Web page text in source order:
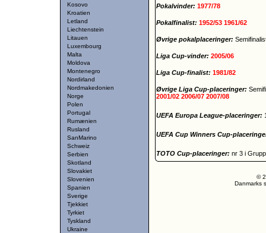
Kosovo
Kroatien
Letland
Liechtenstein
Litauen
Luxembourg
Malta
Moldova
Montenegro
Nordirland
Nordmakedonien
Norge
Polen
Portugal
Rumænien
Rusland
SanMarino
Schweiz
Serbien
Skotland
Slovakiet
Slovenien
Spanien
Sverige
Tjekkiet
Tyrkiet
Tyskland
Ukraine
Pokalvinder: 1977/78
Pokalfinalist: 1952/53 1961/62
Øvrige pokalplaceringer:
Liga Cup-vinder: 2005/06
Liga Cup-finalist: 1981/82
Øvrige Liga Cup-placeringer:
2001/02 2006/07 2007/08
UEFA Europa League-placeringer:
UEFA Cup Winners Cup-
TOTO Cup-placeringer: nr 3 i
©
Danmarks